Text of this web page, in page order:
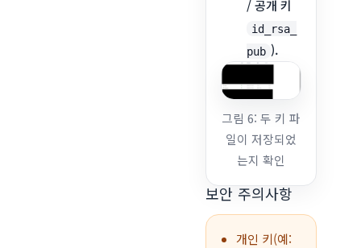
/ 공개 키
id_rsa_
pub ).
그림 6: 두 키 파
일이 저장되었
는지 확인
보안 주의사항
개인 키(예: